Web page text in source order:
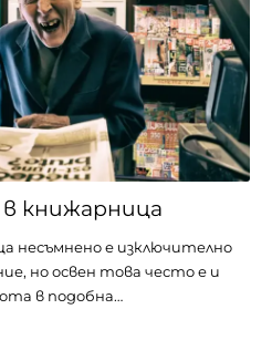
книжарница
несъмнено е изключително
но освен това често е и
в подобна…